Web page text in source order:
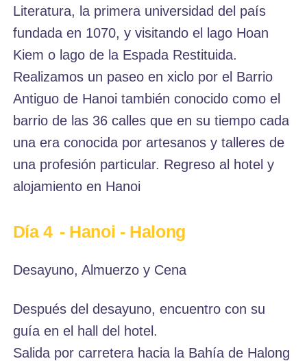
Literatura, la primera universidad del país
fundada en 1070, y visitando el lago Hoan
Kiem o lago de la Espada Restituida.
Realizamos un paseo en xiclo por el Barrio
Antiguo de Hanoi también conocido como el
barrio de las 36 calles que en su tiempo cada
una era conocida por artesanos y talleres de
una profesión particular. Regreso al hotel y
alojamiento en Hanoi
Día 4 - Hanoi - Halong
Desayuno, Almuerzo y Cena
Después del desayuno, encuentro con su
guía en el hall del hotel.
Salida por carretera hacia la Bahía de Halong